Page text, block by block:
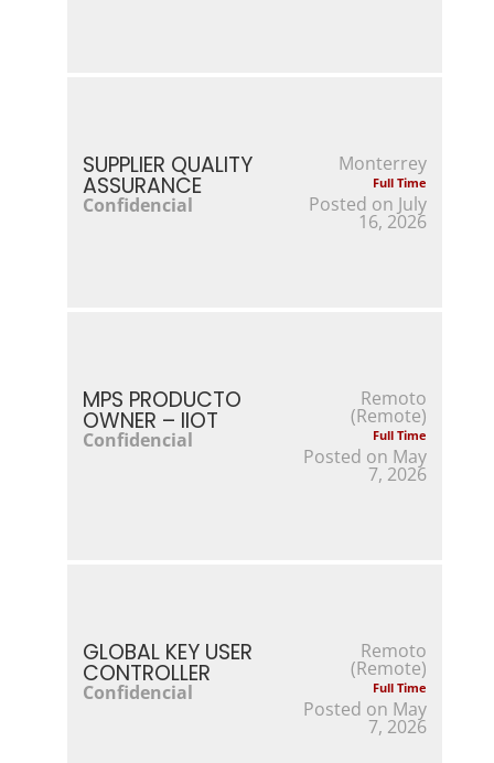
SUPPLIER QUALITY
ASSURANCE
Confidencial
Monterrey
Full Time
Posted on July
16, 2026
MPS PRODUCTO
OWNER – IIOT
Confidencial
Remoto
(Remote)
Full Time
Posted on May
7, 2026
GLOBAL KEY USER
CONTROLLER
Confidencial
Remoto
(Remote)
Full Time
Posted on May
7, 2026